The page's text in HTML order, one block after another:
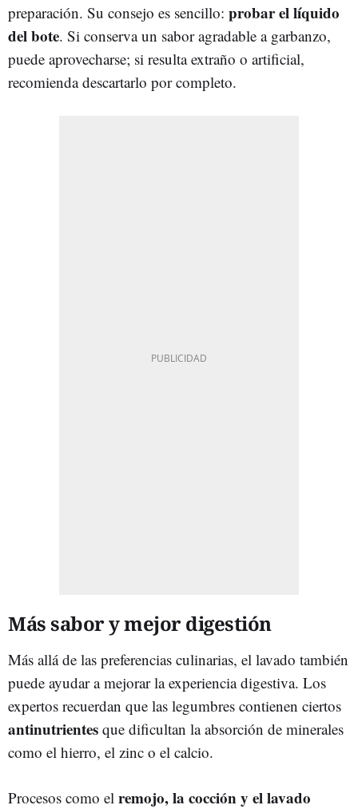
preparación. Su consejo es sencillo: probar el líquido
del bote. Si conserva un sabor agradable a garbanzo,
puede aprovecharse; si resulta extraño o artificial,
recomienda descartarlo por completo.
Más sabor y mejor digestión
Más allá de las preferencias culinarias, el lavado también
puede ayudar a mejorar la experiencia digestiva. Los
expertos recuerdan que las legumbres contienen ciertos
antinutrientes que dificultan la absorción de minerales
como el hierro, el zinc o el calcio.
Procesos como el remojo, la cocción y el lavado